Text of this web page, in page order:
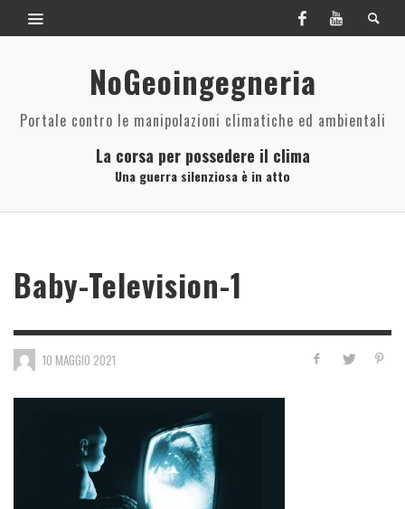
NoGeoingegneria
Portale contro le manipolazioni climatiche ed ambientali
La corsa per possedere il clima
Una guerra silenziosa è in atto
Baby-Television-1
10 MAGGIO 2021